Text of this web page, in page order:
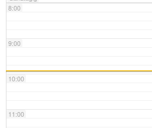
8:00
9:00
10:00
11:00